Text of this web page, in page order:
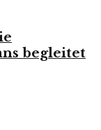
begleitet